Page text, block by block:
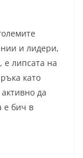
и лидери,
е липсата на
като
да
е бич в